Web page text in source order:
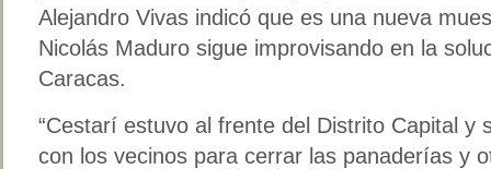
Alejandro Vivas indicó que es una nueva
Nicolás Maduro sigue improvisando en la
Caracas.
“Cestarí estuvo al frente del Distrito Capital y
con los vecinos para cerrar las panaderías y